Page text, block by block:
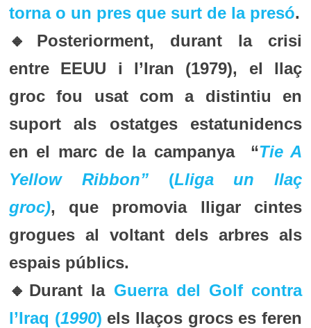
torna o un pres que surt de la presó.
🔸Posteriorment, durant la crisi
entre EEUU i l’Iran (1979), el llaç
groc fou usat com a distintiu en
suport als ostatges estatunidencs
en el marc de la campanya “Tie A
Yellow Ribbon” (Lliga un llaç
groc), que promovia lligar cintes
grogues al voltant dels arbres als
espais públics.
🔸Durant la Guerra del Golf contra
l’Iraq (1990) els llaços grocs es feren